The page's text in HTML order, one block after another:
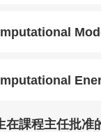
課程主任批